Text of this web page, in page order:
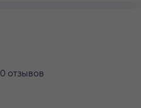
0 отзывов